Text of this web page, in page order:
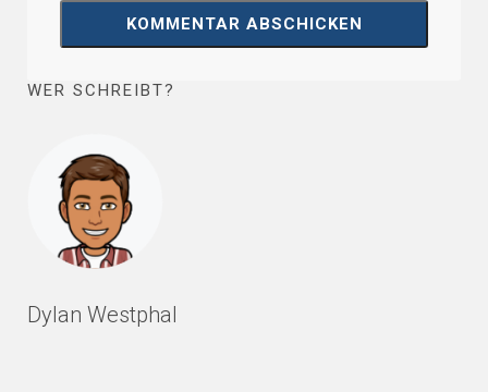
WER SCHREIBT?
Dylan Westphal